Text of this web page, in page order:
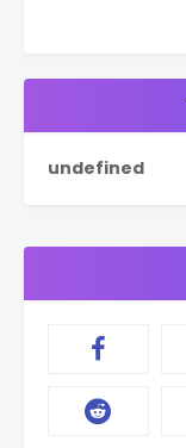
undefined